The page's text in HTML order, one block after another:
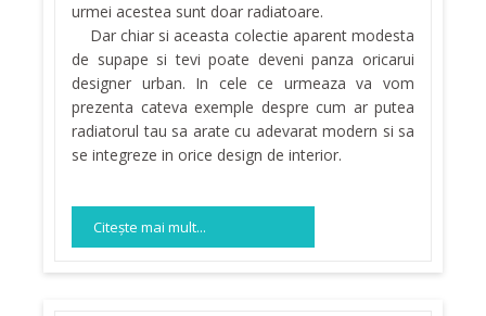
urmei acestea sunt doar radiatoare.
Dar chiar si aceasta colectie aparent modesta
de supape si tevi poate deveni panza oricarui
designer urban. In cele ce urmeaza va vom
prezenta cateva exemple despre cum ar putea
radiatorul tau sa arate cu adevarat modern si sa
se integreze in orice design de interior.
Citeşte mai mult...